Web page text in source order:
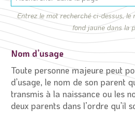
Entrez le mot recherché ci-dessus,
fond jaune dans la
Nom d’usage
Toute personne majeure peut
d’usage, le nom de son parent
transmis à la naissance ou les
deux parents dans l’ordre qu’il